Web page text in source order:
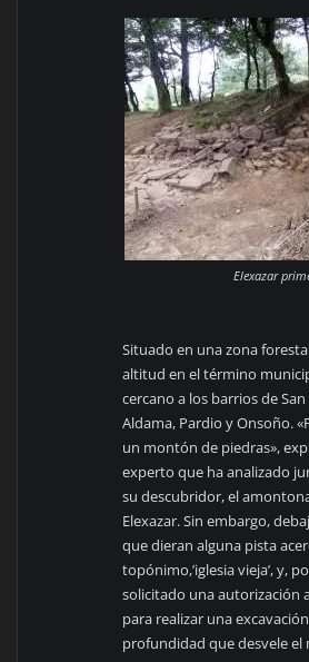
Elexazar
Situado en una zona
altitud en el término
cercano a los barrios de
Aldama, Pardio y Onsoño.
un montón de piedras»,
experto que ha analizado
su descubridor, el
Elexazar. Sin embargo,
que dieran alguna pista
topónimo,’iglesia vieja’, y,
solicitado una autorización
para realizar una
profundidad que desvele el